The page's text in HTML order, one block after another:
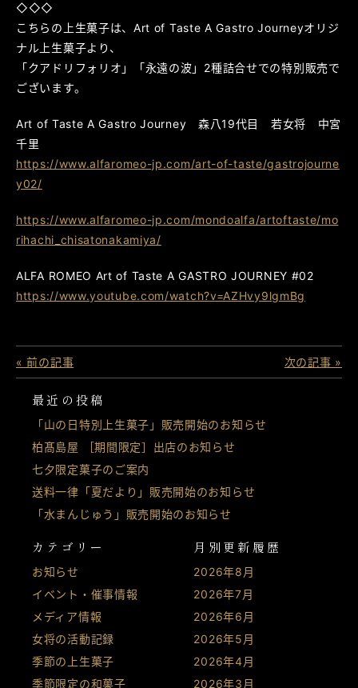
最近の投稿
「山の日特別上生菓子」販売開始のお知らせ
柏髙島屋 ［期間限定］出店のお知らせ
七夕限定菓子のご案内
送料一律「夏だより」販売開始のお知らせ
「水まんじゅう」販売開始のお知らせ
カテゴリー
お知らせ
イベント・催事情報
メディア情報
女将の活動記録
季節の上生菓子
季節限定の和菓子
月別更新履歴
2026年8月
2026年7月
2026年6月
2026年5月
2026年4月
2026年3月
◇◇◇
こちらの上生菓子は、Art of Taste A Gastro Journeyオリジ
ナル上生菓子より、
「クアドリフォリオ」「永遠の波」2種詰合せでの特別販売で
ございます。
Art of Taste A Gastro Journey 森八19代目 若女将 中宮
千里
https://www.alfaromeo-jp.com/art-of-taste/gastrojourne
y02/
https://www.alfaromeo-jp.com/mondoalfa/artoftaste/mo
rihachi_chisatonakamiya/
ALFA ROMEO Art of Taste A GASTRO JOURNEY #02
https://www.youtube.com/watch?v=AZHvy9lgmBg
« 前の記事 次の記事 »